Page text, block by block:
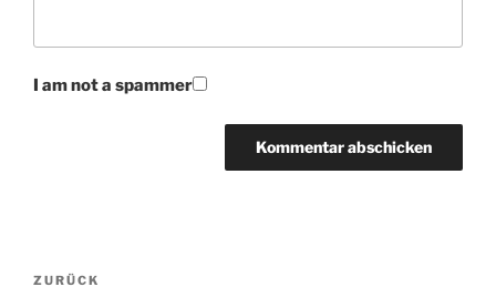
I am not a spammer
Beitragsnavigation
Vorheriger
ZURÜCK